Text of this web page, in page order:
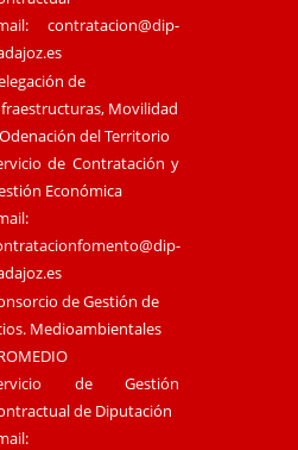
contratacion@dip-
de
Movilidad
del Territorio
de Contratación y
Económica
de Gestión de
Medioambientales
de Gestión
de Diputación